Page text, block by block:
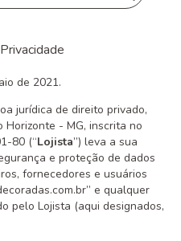
de 2021.
jurídica de direito privado,
Horizonte - MG, inscrita no
80 (“Lojista”) leva a sua
e proteção de dados
fornecedores e usuários
e qualquer
pelo Lojista (aqui designados,